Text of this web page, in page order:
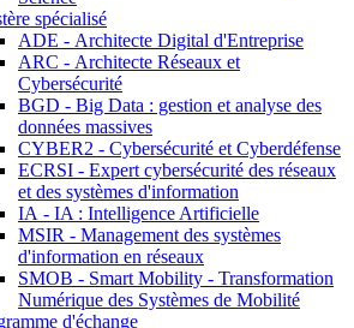
spécialisé
ADE - Architecte Digital d'Entreprise
ARC - Architecte Réseaux et
Cybersécurité
BGD - Big Data : gestion et analyse des
données massives
CYBER2 - Cybersécurité et Cyberdéfense
ECRSI - Expert cybersécurité des réseaux
et des systèmes d'information
IA - IA : Intelligence Artificielle
MSIR - Management des systèmes
d'information en réseaux
SMOB - Smart Mobility - Transformation
Numérique des Systèmes de Mobilité
d'échange